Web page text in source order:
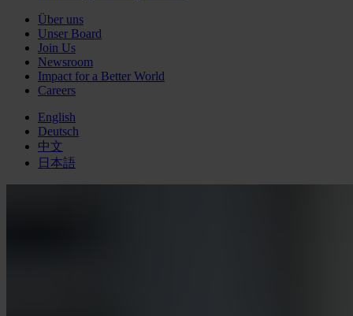
Über uns
Unser Board
Join Us
Newsroom
Impact for a Better World
Careers
English
Deutsch
中文
日本語